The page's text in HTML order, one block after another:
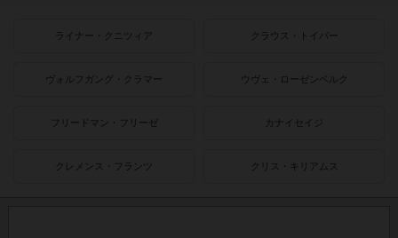
ライナー・クニツィア クラウス・トイバー
ヴォルフガング・クラマー ウヴェ・ローゼンベルク
フリードマン・フリーゼ カナイセイジ
クレメンス・フランツ クリス・キリアムス